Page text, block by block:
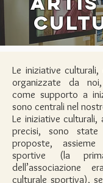
Le iniziative
organizzate da
come supporto a
sono centrali nel
Le iniziative culturali,
precisi, sono
proposte,
sportive (la
dell’associazione
culturale sportiva),